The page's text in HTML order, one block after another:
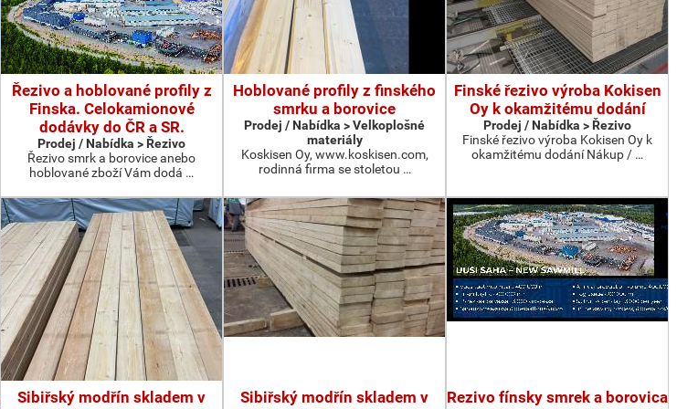
Řezivo a hoblované profily z
Finska. Celokamionové
dodávky do ČR a SR.
Prodej / Nabídka > Řezivo
Řezivo smrk a borovice anebo
hoblované zboží Vám dodá …
Hoblované profily z finského
smrku a borovice
Prodej / Nabídka > Velkoplošné
materiály
Koskisen Oy, www.koskisen.com,
rodinná firma se stoletou …
Finské řezivo výroba Kokisen
Oy k okamžitému dodání
Prodej / Nabídka > Řezivo
Finské řezivo výroba Kokisen Oy k
okamžitému dodání Nákup / …
Sibiřský modřín skladem v
Sibiřský modřín skladem v
Rezivo fínsky smrek a borovica